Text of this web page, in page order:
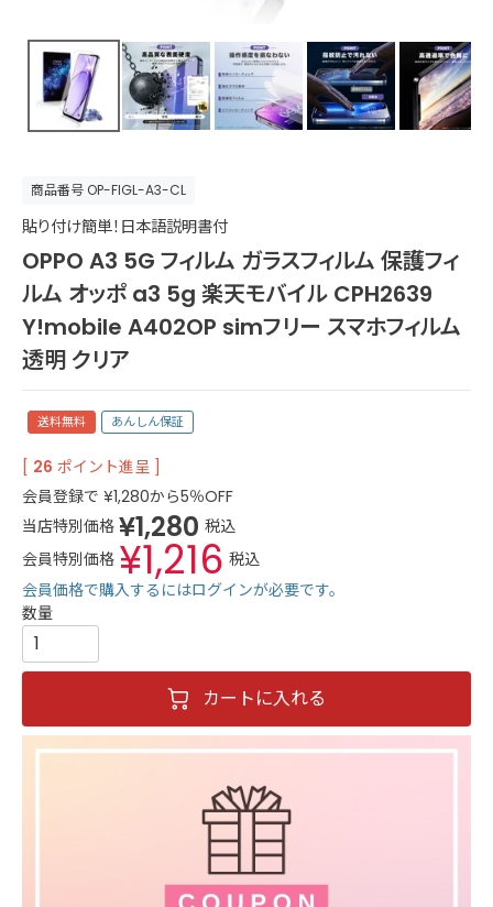
商品番号 OP-FIGL-A3-CL
貼り付け簡単！日本語説明書付
OPPO A3 5G フィルム ガラスフィルム 保護フィ
ルム オッポ a3 5g 楽天モバイル CPH2639
Y!mobile A402OP simフリー スマホフィルム
透明 クリア
送料無料 あんしん保証
[ 26 ポイント進呈 ]
会員登録で ¥1,280から5％OFF
当店特別価格 ¥1,280 税込
会員特別価格 ¥1,216 税込
会員価格で購入するにはログインが必要です。
カートに入れる